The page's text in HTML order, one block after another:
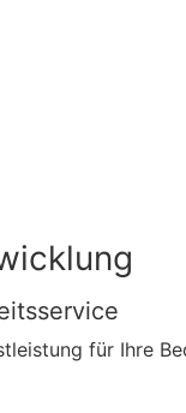
für Ihre